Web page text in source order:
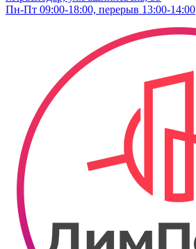
Пн-Пт 09:00-18:00, перерыв 13:00-14:00